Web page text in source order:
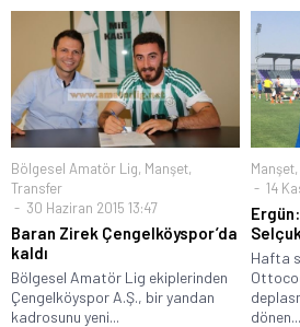
Bölgesel Amatör Lig, Manşet,
Transfer
30 Haziran 2015 13:47
Baran Zirek Çengelköyspor’da
kaldı
Bölgesel Amatör Lig ekiplerinden
Çengelköyspor A.Ş., bir yandan
kadrosunu yeni...
Manşet,
14
Hafta
dönen...